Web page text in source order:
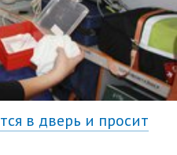
в дверь и просит